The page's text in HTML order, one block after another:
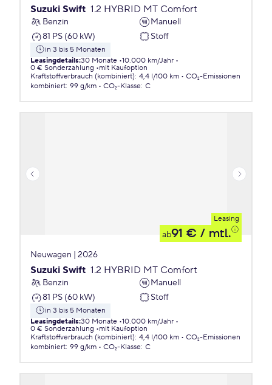
Suzuki Swift 1.2 HYBRID MT Comfort
Benzin
Manuell
81 PS (60 kW)
Stoff
in 3 bis 5 Monaten
Leasingdetails:30 Monate 10.000 km/Jahr
0 € Sonderzahlung
mit Kaufoption
Kraftstoffverbrauch (kombiniert): 4,4 l/100 km
CO₂-Emissionen
kombiniert: 99 g/km CO₂-Klasse: C
Leasing
ab91 € / mtl.
Neuwagen | 2026
Suzuki Swift 1.2 HYBRID MT Comfort
Benzin
Manuell
81 PS (60 kW)
Stoff
in 3 bis 5 Monaten
Leasingdetails:30 Monate 10.000 km/Jahr
0 € Sonderzahlung
mit Kaufoption
Kraftstoffverbrauch (kombiniert): 4,4 l/100 km
CO₂-Emissionen
kombiniert: 99 g/km CO₂-Klasse: C